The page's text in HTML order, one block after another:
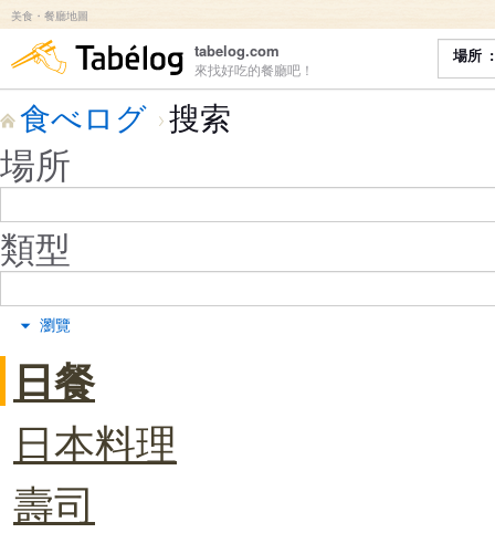
美食・餐廳地圖
食べログ
tabelog.com
來找好吃的餐廳吧！
場所
食べログ 搜索
場所
類型
瀏覽
日餐
日本料理
壽司